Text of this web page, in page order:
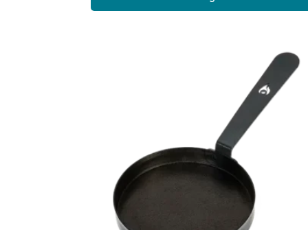
prezzo:
2.600,00 €
pagina